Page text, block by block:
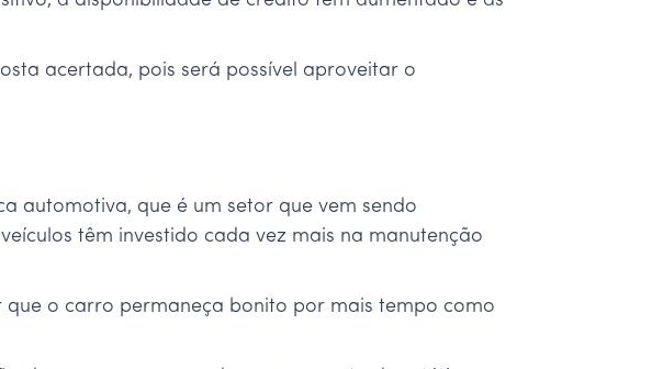
acertada, pois será possível aproveitar o
automotiva, que é um setor que vem sendo
têm investido cada vez mais na manutenção
o carro permaneça bonito por mais tempo como